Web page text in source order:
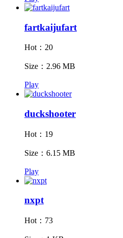
fartkaijufart
Hot：20
Size：2.96 MB
Play
duckshooter
Hot：19
Size：6.15 MB
Play
nxpt
Hot：73